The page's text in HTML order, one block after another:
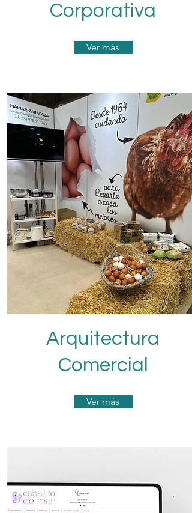
Corporativa
Ver más
Arquitectura
Comercial
Ver más